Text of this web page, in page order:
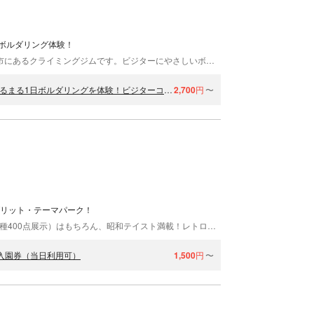
ルダリング体験！
【宇都宮・ボルダリング1日】宇都宮市中心部より車で約15分！まるまる1日ボルダリングを体験！ビジターコース2,700円 〜
ット・テーマパーク！
動物と距離ちか！息づかいも感じられる動物園（90種400点展示）はもちろん、昭和テイスト満載！レトロ機種満載の遊園地も楽しめる！夏場はプール、冬期は釣り堀も？！観覧車やジェットコースター、ゴーカートなど豊富なアトラクション！宇都宮ICから5分圏内で、日光・那須方面からのアクセスも抜群です♪
券（当日利用可） 1,500円 〜